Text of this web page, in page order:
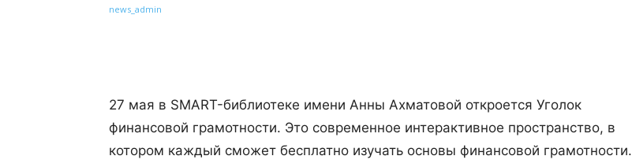
27 мая в SMART-библиотеке имени Анны Ахматовой откроется Уголок
финансовой грамотности. Это современное интерактивное пространство, в
котором каждый сможет бесплатно изучать основы финансовой грамотности.